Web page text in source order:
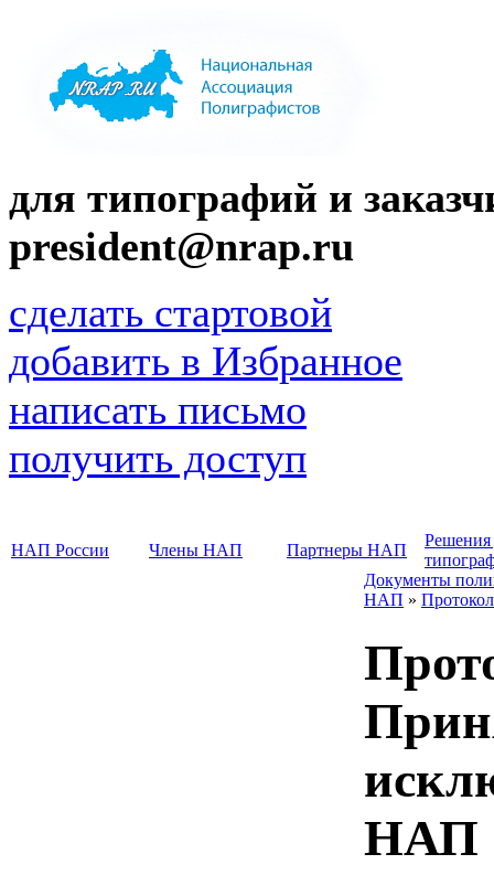
для типографий и
president@nrap.ru
сделать стартовой
добавить в Избранное
написать письмо
получить доступ
НАП России Члены НАП Партнеры НАП
Решения
Документы
НАП »
НАП